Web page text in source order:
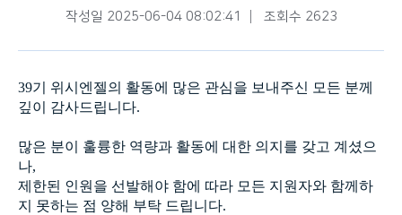
작성일 2025-06-04 08:02:41 조회수 2623
39기 위시엔젤의 활동에 많은 관심을 보내주신 모든 분께
깊이 감사드립니다.
많은 분이 훌륭한 역량과 활동에 대한 의지를 갖고 계셨으
나,
제한된 인원을 선발해야 함에 따라 모든 지원자와 함께하
지 못하는 점 양해 부탁 드립니다.